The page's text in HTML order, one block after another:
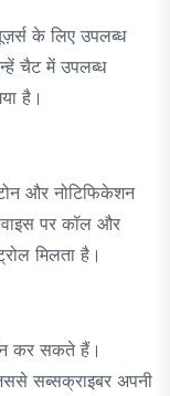
के लिए उपलब्ध
चैट में उपलब्ध
है।
और नोटिफिकेशन
पर कॉल और
मिलता है।
कर सकते हैं।
सब्सक्राइबर अपनी